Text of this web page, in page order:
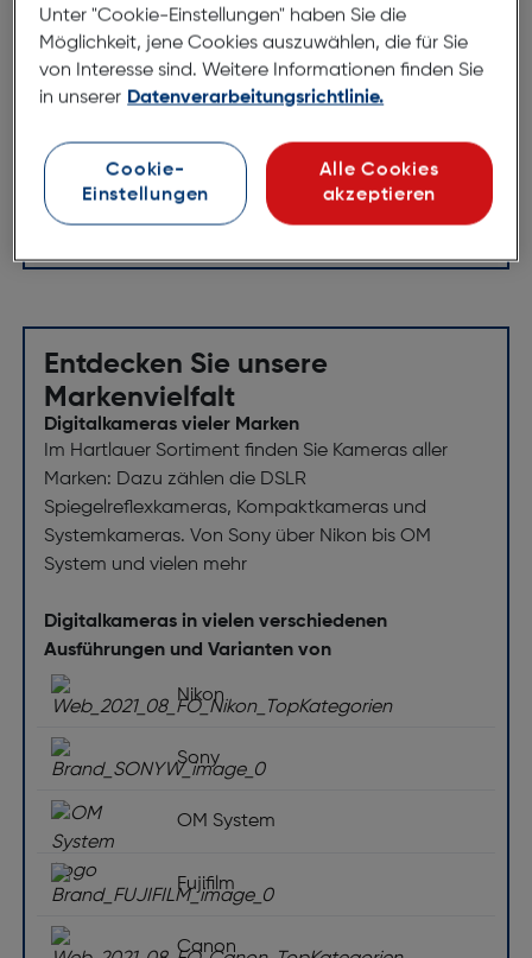
Die SIGMA Gegenlichtblenden sind speziell an das
jeweilige SIGMA Objektiv angepasst und mindern
somit optimal den Streulichteinfall und
Gegenlichtblende für
18-200mm F3,5-6,3 DC Makro
OS HSM | Contemporary
Entdecken Sie unsere
Markenvielfalt
Digitalkameras vieler Marken
Im Hartlauer Sortiment finden Sie Kameras aller
Marken: Dazu zählen die DSLR
Spiegelreflexkameras, Kompaktkameras und
Systemkameras. Von Sony über Nikon bis OM
System und vielen mehr
Digitalkameras in vielen verschiedenen
Ausführungen und Varianten von
Nikon
Sony
OM System
Fujifilm
Canon
Unter "Cookie-Einstellungen" haben Sie die
Möglichkeit, jene Cookies auszuwählen, die für Sie
von Interesse sind. Weitere Informationen finden Sie
in unserer Datenverarbeitungsrichtlinie.
Cookie-
Einstellungen
Alle Cookies
akzeptieren